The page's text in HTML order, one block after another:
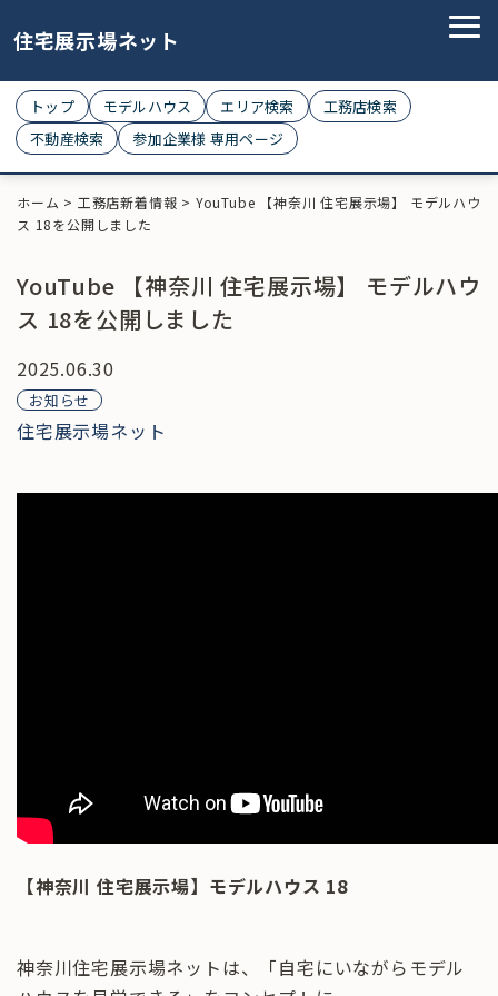
住宅展示場ネット
トップ モデルハウス エリア検索
工務店検索
不動産検索
参加企業様 専用ページ
ホーム > 工務店新着情報 > YouTube 【神奈川 住宅展示場】 モデルハウ
ス 18を公開しました
YouTube 【神奈川 住宅展示場】 モデルハウ
ス 18を公開しました
2025.06.30
お知らせ
住宅展示場ネット
【神奈川 住宅展示場】モデルハウス 18
神奈川住宅展示場ネットは、「自宅にいながらモデル